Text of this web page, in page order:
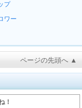
プ
ワー
ページの先頭へ ▲
！